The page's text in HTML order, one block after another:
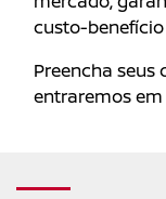
custo-
Preencha seus
entraremos